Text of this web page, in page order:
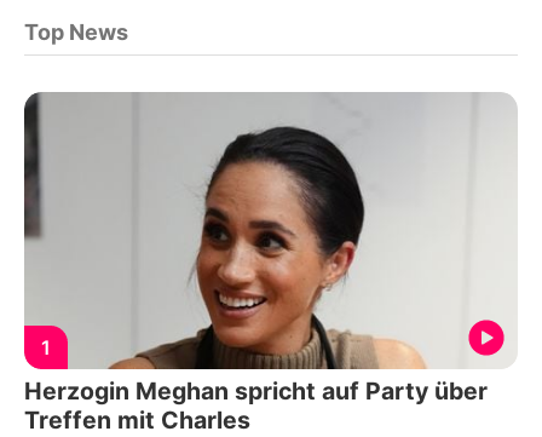
Top News
1
Herzogin Meghan spricht auf Party über
Treffen mit Charles